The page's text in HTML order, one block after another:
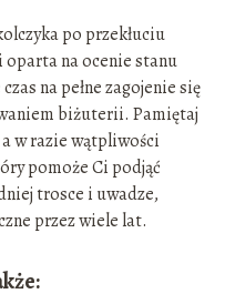
po przekłuciu
oparta na ocenie stanu
na pełne zagojenie się
biżuterii. Pamiętaj
w razie wątpliwości
pomoże Ci podjąć
trosce i uwadze,
przez wiele lat.